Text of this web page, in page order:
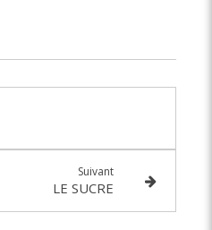
Suivant
LE SUCRE